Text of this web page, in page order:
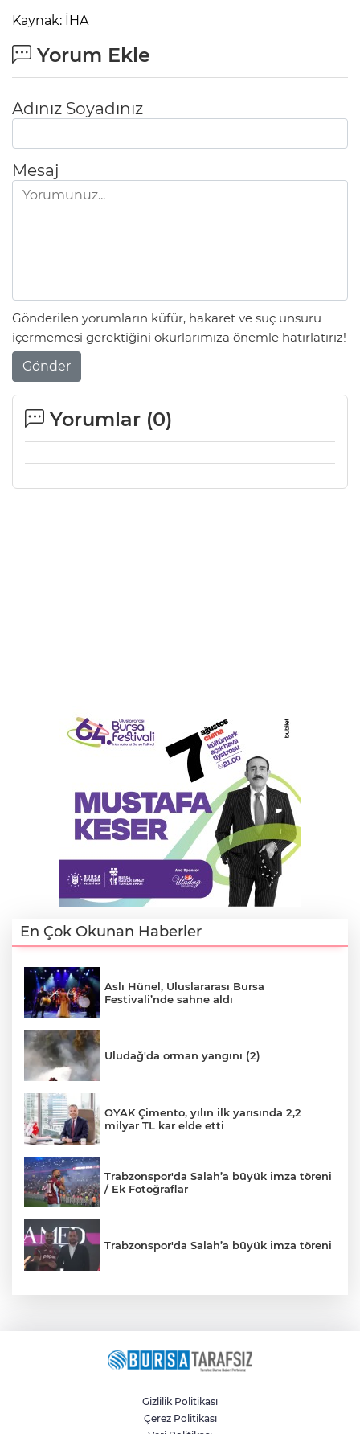
Kaynak: İHA
Yorum Ekle
Adınız Soyadınız
Mesaj
Gönderilen yorumların küfür, hakaret ve suç unsuru
içermemesi gerektiğini okurlarımıza önemle hatırlatırız!
Gönder
Yorumlar (0)
En Çok Okunan Haberler
Aslı Hünel, Uluslararası Bursa
Festivali’nde sahne aldı
Uludağ'da orman yangını (2)
OYAK Çimento, yılın ilk yarısında 2,2
milyar TL kar elde etti
Trabzonspor'da Salah’a büyük imza töreni
/ Ek Fotoğraflar
Trabzonspor'da Salah’a büyük imza töreni
Gizlilik Politikası
Çerez Politikası